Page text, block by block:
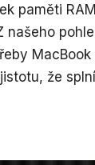
paměti
našeho
MacBook
že